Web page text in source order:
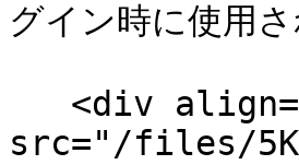
グイン時に使用さ
src="/files/